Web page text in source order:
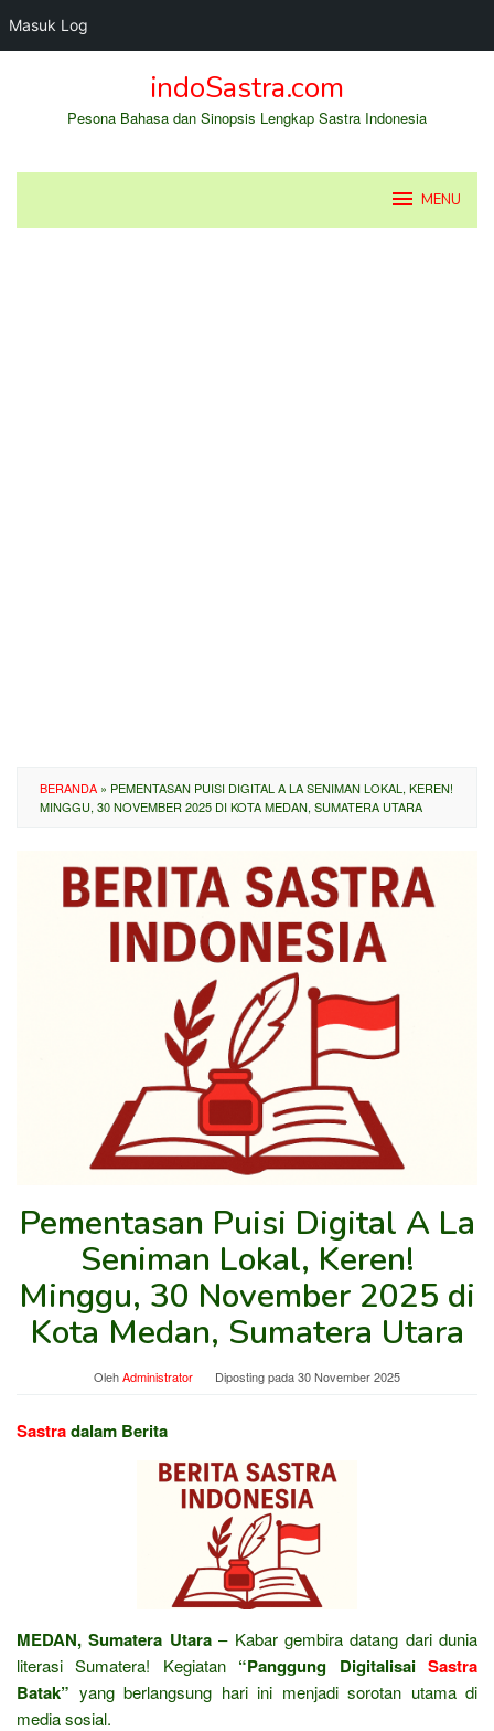
Masuk Log
indoSastra.com
Pesona Bahasa dan Sinopsis Lengkap Sastra Indonesia
MENU
BERANDA » PEMENTASAN PUISI DIGITAL A LA SENIMAN LOKAL, KEREN!
MINGGU, 30 NOVEMBER 2025 DI KOTA MEDAN, SUMATERA UTARA
Pementasan Puisi Digital A La
Seniman Lokal, Keren!
Minggu, 30 November 2025 di
Kota Medan, Sumatera Utara
OlehAdministrator Diposting pada30 November 2025
Sastradalam Berita
MEDAN, Sumatera Utara– Kabar gembira datang dari dunia
literasi Sumatera! Kegiatan “Panggung DigitalisaiSastra
Batak” yang berlangsung hari ini menjadi sorotan utama di
media sosial.